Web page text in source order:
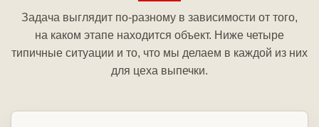
Задача выглядит по-разному в зависимости от того,
на каком этапе находится объект. Ниже четыре
типичные ситуации и то, что мы делаем в каждой из них
для цеха выпечки.